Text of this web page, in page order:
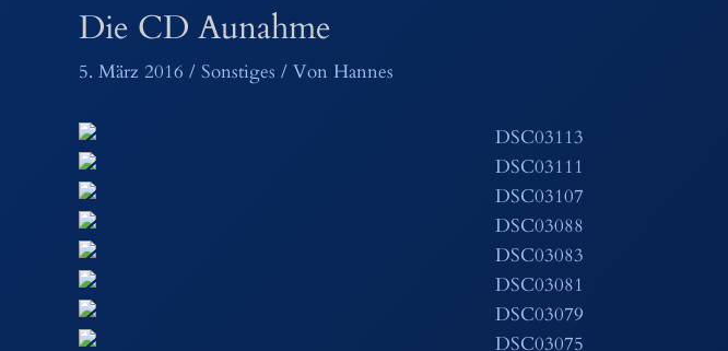
Die CD Aunahme
5. März 2016 / Sonstiges / Von Hannes